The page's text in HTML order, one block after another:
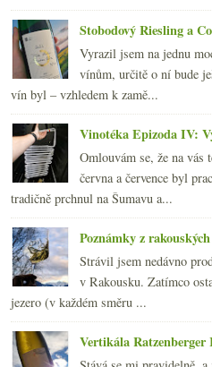
Stobodový Riesling a
Vyrazil jsem na jednu
vínům, určitě o ní bude
vín byl – vzhledem k zamě...
Vinotéka Epizoda IV:
Omlouvám se, že na vás
června a července byl
tradičně prchnul na Šumavu a...
Poznámky z
Strávil jsem nedávno
v Rakousku. Zatímco
jezero (v každém směru ...
Vertikála Ratzenberger